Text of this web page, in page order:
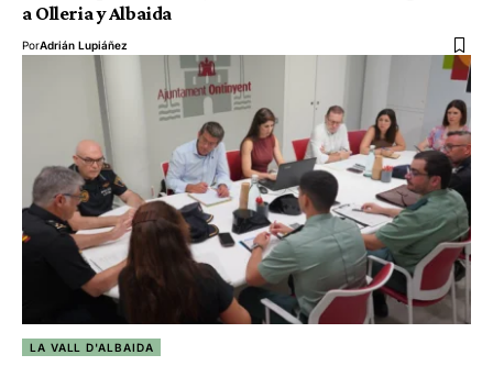
a Olleria y Albaida
PorAdrián Lupiáñez
LA VALL D'ALBAIDA